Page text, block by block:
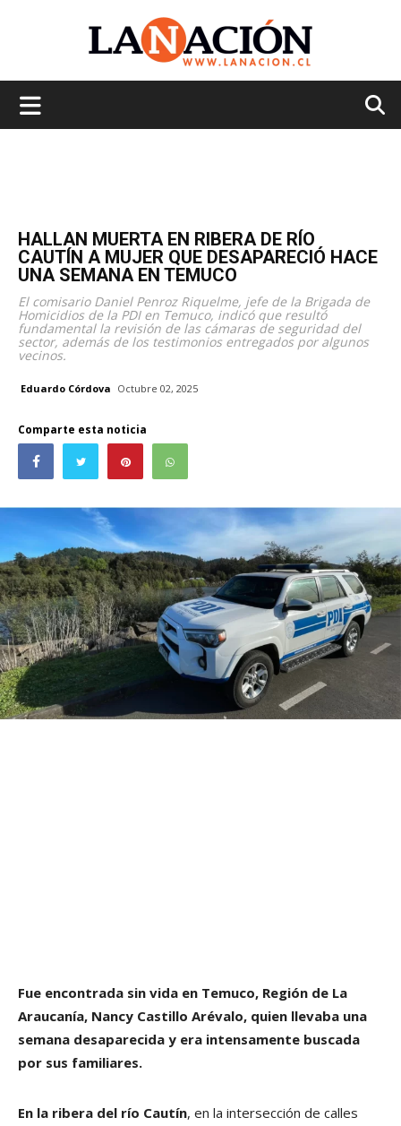
HALLAN MUERTA EN RIBERA DE RÍO
CAUTÍN A MUJER QUE DESAPARECIÓ HACE
UNA SEMANA EN TEMUCO
El comisario Daniel Penroz Riquelme, jefe de la Brigada de
Homicidios de la PDI en Temuco, indicó que resultó
fundamental la revisión de las cámaras de seguridad del
sector, además de los testimonios entregados por algunos
vecinos.
Eduardo Córdova Octubre 02, 2025
Comparte esta noticia
Fue encontrada sin vida en Temuco, Región de La
Araucanía, Nancy Castillo Arévalo, quien llevaba una
semana desaparecida y era intensamente buscada
por sus familiares.
En la ribera del río Cautín, en la intersección de calles